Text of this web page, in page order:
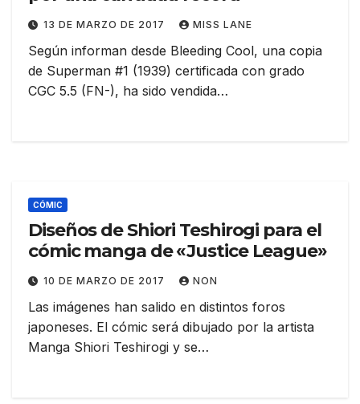
13 DE MARZO DE 2017 MISS LANE
Según informan desde Bleeding Cool, una copia
de Superman #1 (1939) certificada con grado
CGC 5.5 (FN-), ha sido vendida…
CÓMIC
Diseños de Shiori Teshirogi para el
cómic manga de «Justice League»
10 DE MARZO DE 2017 NON
Las imágenes han salido en distintos foros
japoneses. El cómic será dibujado por la artista
Manga Shiori Teshirogi y se…